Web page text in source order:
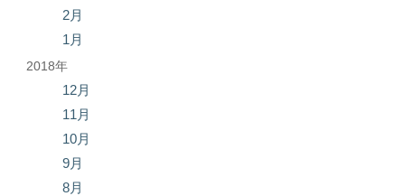
2月
1月
2018年
12月
11月
10月
9月
8月